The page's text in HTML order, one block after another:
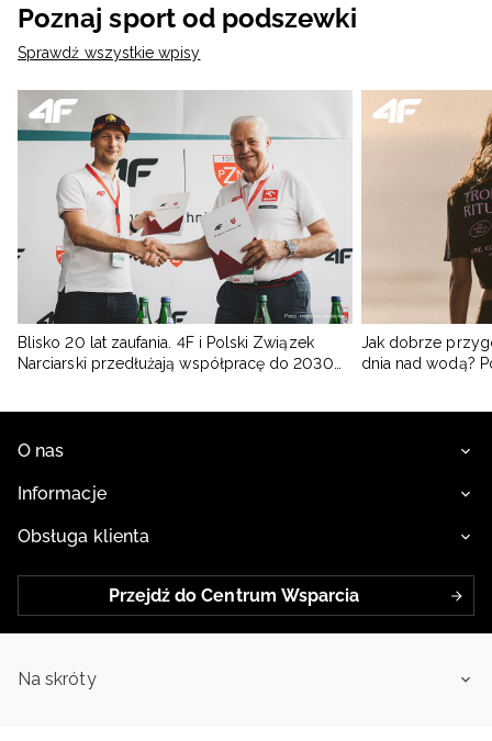
Poznaj sport od podszewki
Sprawdź wszystkie wpisy
Blisko 20 lat zaufania. 4F i Polski Związek
Narciarski przedłużają współpracę do 2030
Jak dobrze
dnia nad wodą?
O nas
Informacje
Obsługa klienta
Przejdź do Centrum Wsparcia
Na skróty